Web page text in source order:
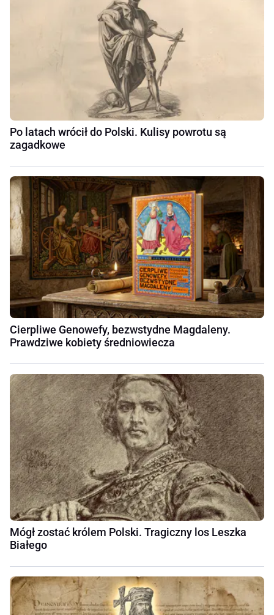
Po latach wrócił do Polski. Kulisy powrotu są
zagadkowe
Cierpliwe Genowefy, bezwstydne Magdaleny.
Prawdziwe kobiety średniowiecza
Mógł zostać królem Polski. Tragiczny los Leszka
Białego